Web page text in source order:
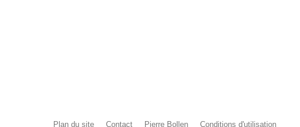
Plan du site Contact Pierre Bollen Conditions d'utilisation